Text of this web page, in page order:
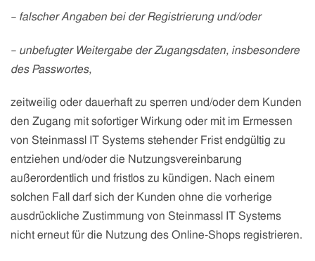
– falscher Angaben bei der Registrierung und/oder
– unbefugter Weitergabe der Zugangsdaten, insbesondere
des Passwortes,
zeitweilig oder dauerhaft zu sperren und/oder dem Kunden
den Zugang mit sofortiger Wirkung oder mit im Ermessen
von Steinmassl IT Systems stehender Frist endgültig zu
entziehen und/oder die Nutzungsvereinbarung
außerordentlich und fristlos zu kündigen. Nach einem
solchen Fall darf sich der Kunden ohne die vorherige
ausdrückliche Zustimmung von Steinmassl IT Systems
nicht erneut für die Nutzung des Online-Shops registrieren.